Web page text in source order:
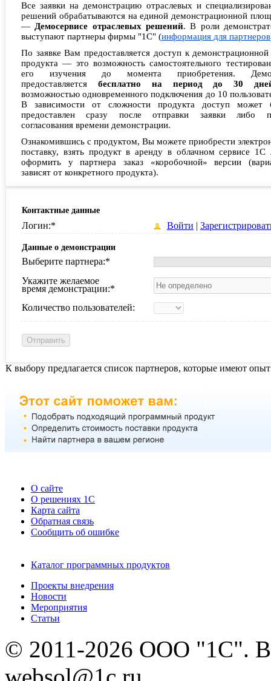
Все заявки на демонстрацию отраслевых и
решений обрабатываются на единой демонстрационной
— Демосервисе отраслевых решений. В роли
выступают партнеры фирмы "1С" (информация для партнеров
По заявке Вам предоставляется доступ к демонстрационной
продукта — это возможность самостоятельного
его изучения до момента приобретения.
предоставляется бесплатно на период до 30
возможностью одновременного подключения до 10
В зависимости от сложности продукта доступ может
предоставлен сразу после отправки заявки либо
согласования времени демонстрации.
Ознакомившись с продуктом, Вы можете приобрести
поставку, взять продукт в аренду в облачном сервисе 1С
оформить у партнера заказ «коробочной» версии
зависят от конкретного продукта).
Контактные данные
Логин:* Войти |
Данные о демонстрации
Выберите партнера:*
Укажите желаемое
время демонстрации:*
Количество пользователей:
К выбору предлагается список партнеров, которые имеют
О сайте
О решениях 1С
Карта сайта
Обратная связь
Сообщить об ошибке
Каталог программных продуктов
Проекты внедрения
Новости
Мероприятия
Статьи
© 2011-2026 ООО "1С".